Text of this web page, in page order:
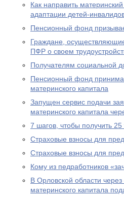
Как направить
адаптации детей-
Пенсионный фонд
Граждане,
ПФР о своем
Получателям социальной
Пенсионный фонд
материнского капитала
Запущен сервис подачи
материнского капитала
7 шагов, чтобы получить
Страховые взносы для
Страховые взносы для
Кому из педработников
В Орловской области
материнского капитала